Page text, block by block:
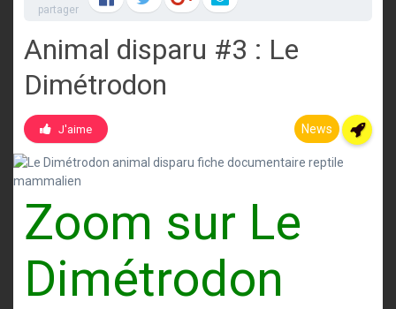
partager
Animal disparu #3 : Le
Dimétrodon
J'aime News
Zoom sur Le
Dimétrodon